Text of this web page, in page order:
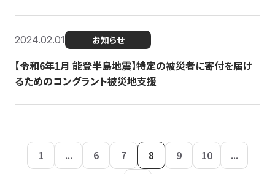
2024.02.01 お知らせ
【令和6年1月 能登半島地震】特定の被災者に寄付を届け
るためのコングラント被災地支援
1 ... 6 7 8 9 10
...